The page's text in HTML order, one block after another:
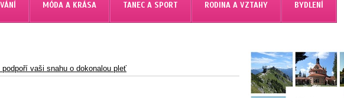
MÓDA A KRÁSA TANEC A SPORT RODINA A VZTAHY BYDLENÍ
podpoří vaši snahu o dokonalou pleť